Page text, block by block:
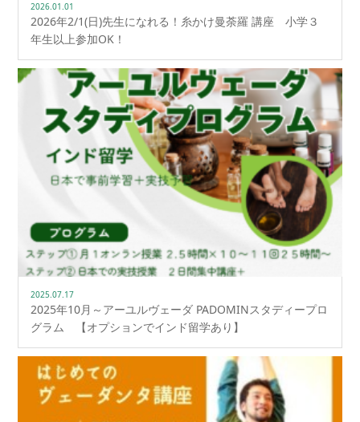
2026.01.01
2026年2/1(日)先生になれる！糸かけ曼荼羅 講座 小学３
年生以上参加OK！
2025.07.17
2025年10月～アーユルヴェーダ PADOMINスタディープロ
グラム 【オプションでインド留学あり】